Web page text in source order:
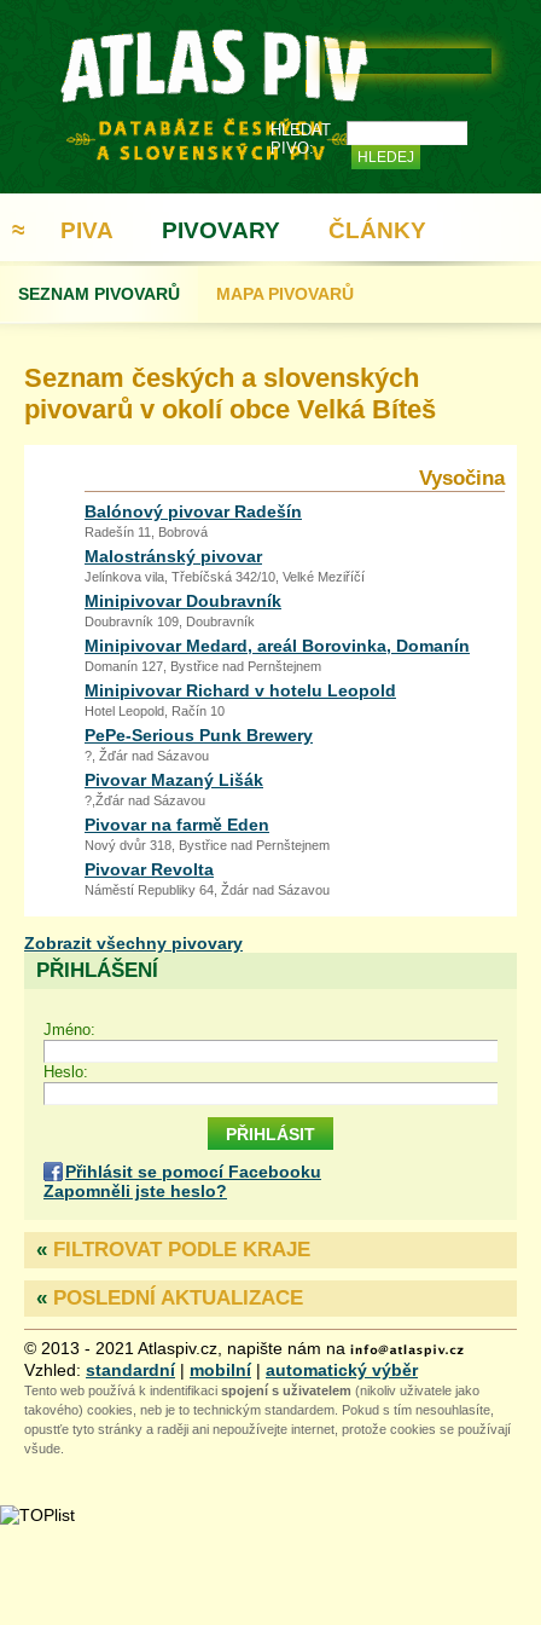
HLEDAT
PIVO:
≈ PIVA PIVOVARY
SEZNAM PIVOVARŮ MAPA PIVOVARŮ
ČLÁNKY
REGISTRACE
Seznam českých a slovenských
pivovarů v okolí obce Velká Bíteš
Vysočina
Balónový pivovar Radešín
Radešín 11, Bobrová
Malostránský pivovar
Jelínkova vila, Třebíčská 342/10, Velké Meziříčí
Minipivovar Doubravník
Doubravník 109, Doubravník
Minipivovar Medard, areál Borovinka, Domanín
Domanín 127, Bystřice nad Pernštejnem
Minipivovar Richard v hotelu Leopold
Hotel Leopold, Račín 10
PePe-Serious Punk Brewery
?, Žďár nad Sázavou
Pivovar Mazaný Lišák
?,Žďár nad Sázavou
Pivovar na farmě Eden
Nový dvůr 318, Bystřice nad Pernštejnem
Pivovar Revolta
Náměstí Republiky 64, Ždár nad Sázavou
Zobrazit všechny pivovary
PŘIHLÁŠENÍ
Jméno:
Heslo:
Přihlásit se pomocí Facebooku
Zapomněli jste heslo?
« FILTROVAT PODLE KRAJE
« POSLEDNÍ AKTUALIZACE
© 2013 - 2021 Atlaspiv.cz, napište nám na
Vzhled: standardní| mobilní| automatický výběr
Tento web používá k indentifikaci spojení s uživatelem (nikoliv uživatele jako
takového) cookies, neb je to technickým standardem. Pokud s tím nesouhlasíte,
opustťe tyto stránky a raději ani nepoužívejte internet, protože cookies se používají
všude.